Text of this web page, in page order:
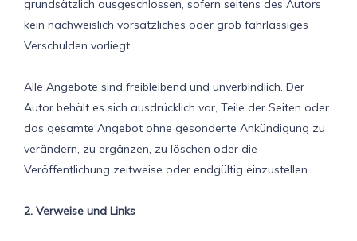
grundsätzlich ausgeschlossen, sofern seitens des Autors
kein nachweislich vorsätzliches oder grob fahrlässiges
Verschulden vorliegt.
Alle Angebote sind freibleibend und unverbindlich. Der
Autor behält es sich ausdrücklich vor, Teile der Seiten oder
das gesamte Angebot ohne gesonderte Ankündigung zu
verändern, zu ergänzen, zu löschen oder die
Veröffentlichung zeitweise oder endgültig einzustellen.
2. Verweise und Links